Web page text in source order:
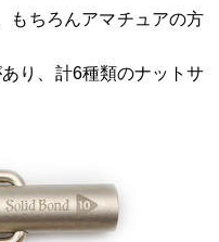
もちろんアマチュアの方
り、計6種類のナットサ